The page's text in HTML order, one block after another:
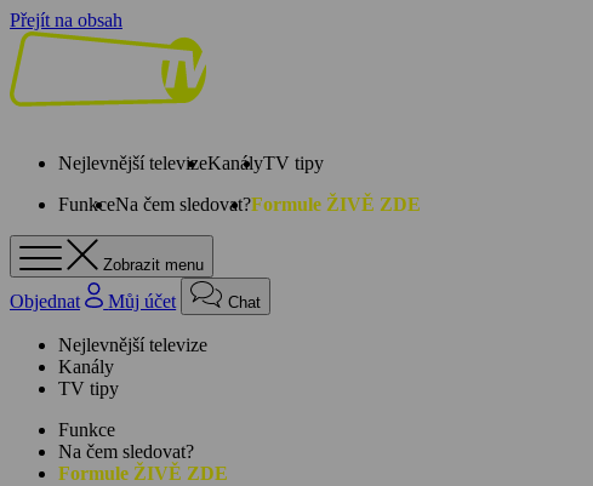
Přejít na obsah
Nejlevnější televizeKanályTV tipy
FunkceNa čem sledovat?Formule ŽIVĚ ZDE
Zobrazit menu
Objednat Můj účet Chat
Nejlevnější televize
Kanály
TV tipy
Funkce
Na čem sledovat?
Formule ŽIVĚ ZDE